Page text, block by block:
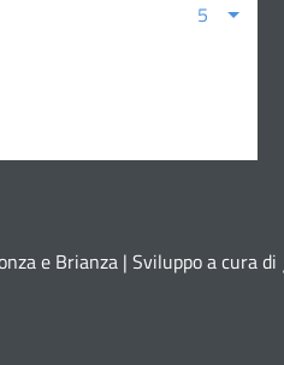
e Brianza | Sviluppo a cura di